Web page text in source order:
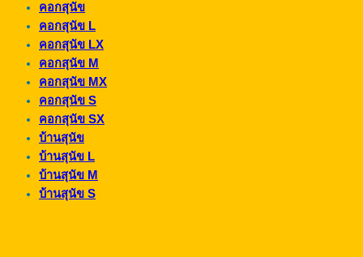
คอกสุนัข
คอกสุนัข L
คอกสุนัข LX
คอกสุนัข M
คอกสุนัข MX
คอกสุนัข S
คอกสุนัข SX
บ้านสุนัข
บ้านสุนัข L
บ้านสุนัข M
บ้านสุนัข S